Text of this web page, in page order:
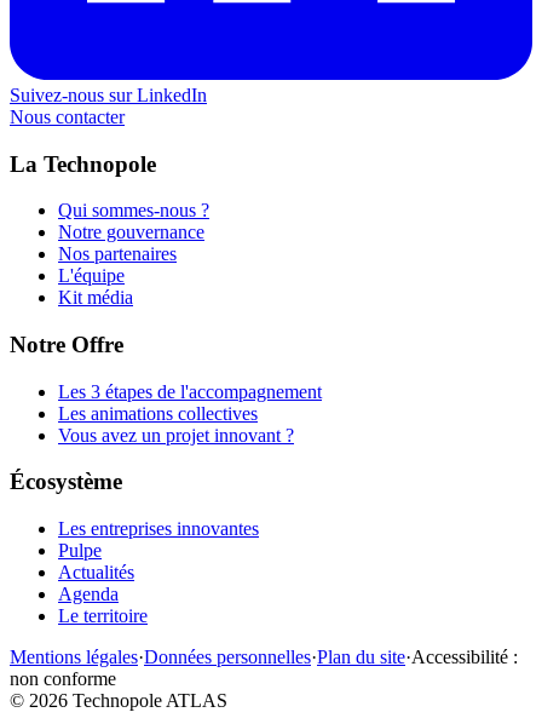
Suivez-nous sur LinkedIn
Nous contacter
La Technopole
Qui sommes-nous ?
Notre gouvernance
Nos partenaires
L'équipe
Kit média
Notre Offre
Les 3 étapes de l'accompagnement
Les animations collectives
Vous avez un projet innovant ?
Écosystème
Les entreprises innovantes
Pulpe
Actualités
Agenda
Le territoire
Mentions légales·Données personnelles·Plan du site·Accessibilité :
non conforme
© 2026 Technopole ATLAS